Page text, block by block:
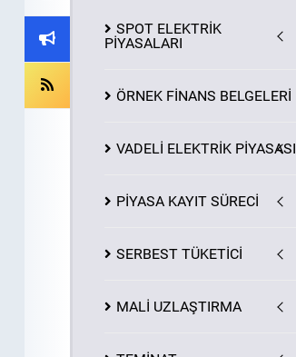
SPOT ELEKTRİK
PİYASALARI
ÖRNEK FİNANS BELGELERİ
VADELİ ELEKTRİK PİYASASI
PİYASAKAYIT SÜRECİ
SERBEST TÜKETİCİ
MALİ UZLAŞTIRMA